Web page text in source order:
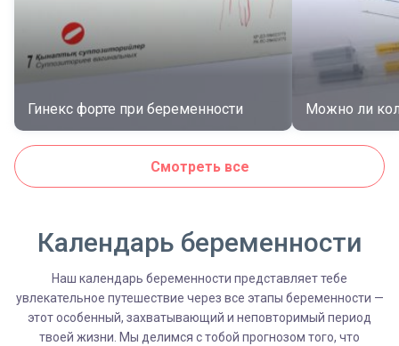
Гинекс форте при беременности Можно ли
Смотреть все
Календарь беременности
Наш календарь беременности представляет тебе
увлекательное путешествие через все этапы беременности —
этот особенный, захватывающий и неповторимый период
твоей жизни. Мы делимся с тобой прогнозом того, что